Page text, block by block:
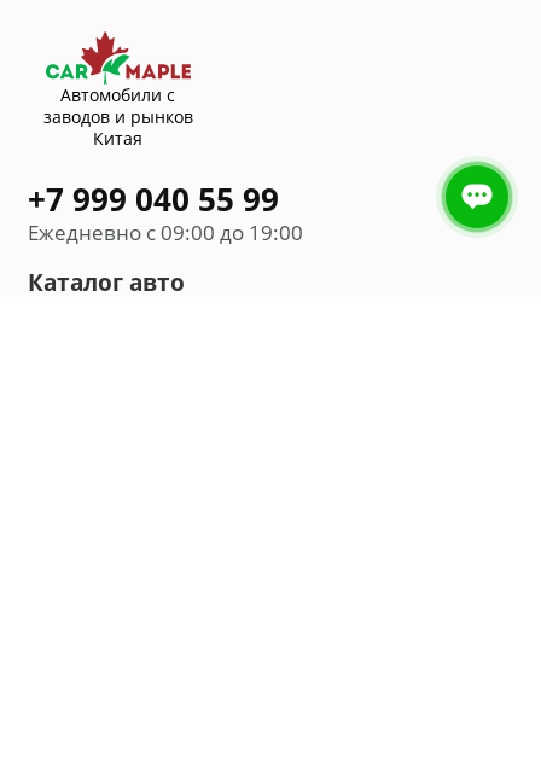
Автомобили с
заводов и рынков
Китая
+7 999 040 55 99
Ежедневно с 09:00 до 19:00
Каталог авто